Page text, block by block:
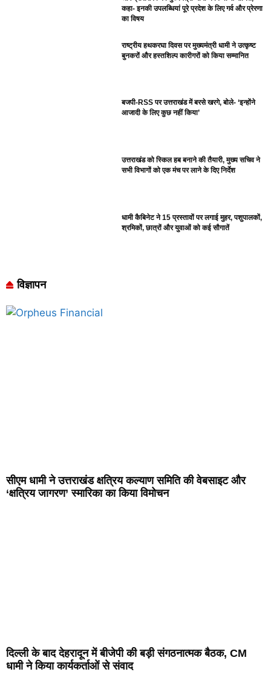
कहा- इनकी उपलब्धियां पूरे प्रदेश के लिए गर्व और प्रेरणा
का विषय
राष्ट्रीय हथकरघा दिवस पर मुख्यमंत्री धामी ने उत्कृष्ट
बुनकरों और हस्तशिल्प कारीगरों को किया सम्मानित
बजपी-RSS पर उत्तराखंड में बरसे खरगे, बोले- ‘इन्होंने
आजादी के लिए कुछ नहीं किया’
उत्तराखंड को स्किल हब बनाने की तैयारी, मुख्य सचिव ने
सभी विभागों को एक मंच पर लाने के दिए निर्देश
धामी कैबिनेट ने 15 प्रस्तावों पर लगाई मुहर, पशुपालकों,
श्रमिकों, छात्रों और युवाओं को कई सौगातें
विज्ञापन
सीएम धामी ने उत्तराखंड क्षत्रिय कल्याण समिति की वेबसाइट और
‘क्षत्रिय जागरण’ स्मारिका का किया विमोचन
दिल्ली के बाद देहरादून में बीजेपी की बड़ी संगठनात्मक बैठक, CM
धामी ने किया कार्यकर्ताओं से संवाद